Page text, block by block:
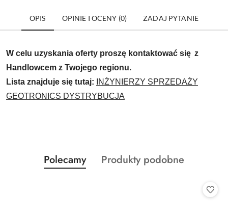
OPIS OPINIE I OCENY (0) ZADAJ PYTANIE
W celu uzyskania oferty proszę kontaktować się z
Handlowcem z Twojego regionu.
Lista znajduje się tutaj:
INŻYNIERZY SPRZEDAŻY
GEOTRONICS DYSTRYBUCJA
Pomiń karuzelę produktów
Produkty
o
Polecamy
Produkty
Produkty podobne